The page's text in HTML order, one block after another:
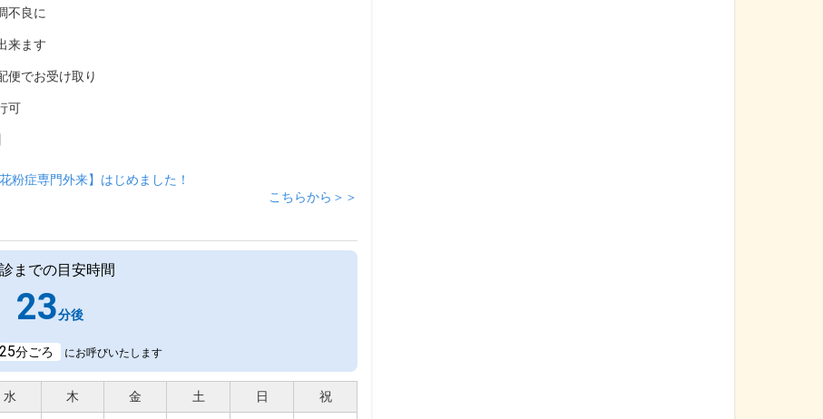
不良に
来ます
便でお受け取り
可
粉症専門外来】はじめました！
こちらから＞＞
までの目安時間
23分後
25分ごろ にお呼びいたします
水 木 金 土 日 祝